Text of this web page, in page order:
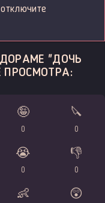
"ДОЧЬ
ПРОСМОТРА:
🤪
0
🔪
0
😭
0
👎
0
👶 😲